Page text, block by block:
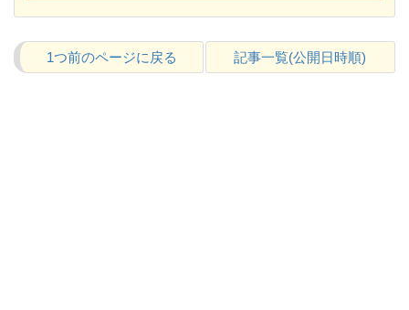
1つ前のページに戻る 記事一覧(公開日時順)